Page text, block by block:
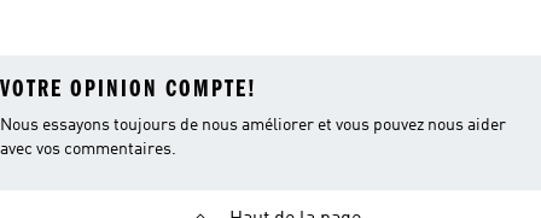
VOTRE OPINION COMPTE!
Nous essayons toujours de nous améliorer et vous pouvez nous aider
avec vos commentaires.